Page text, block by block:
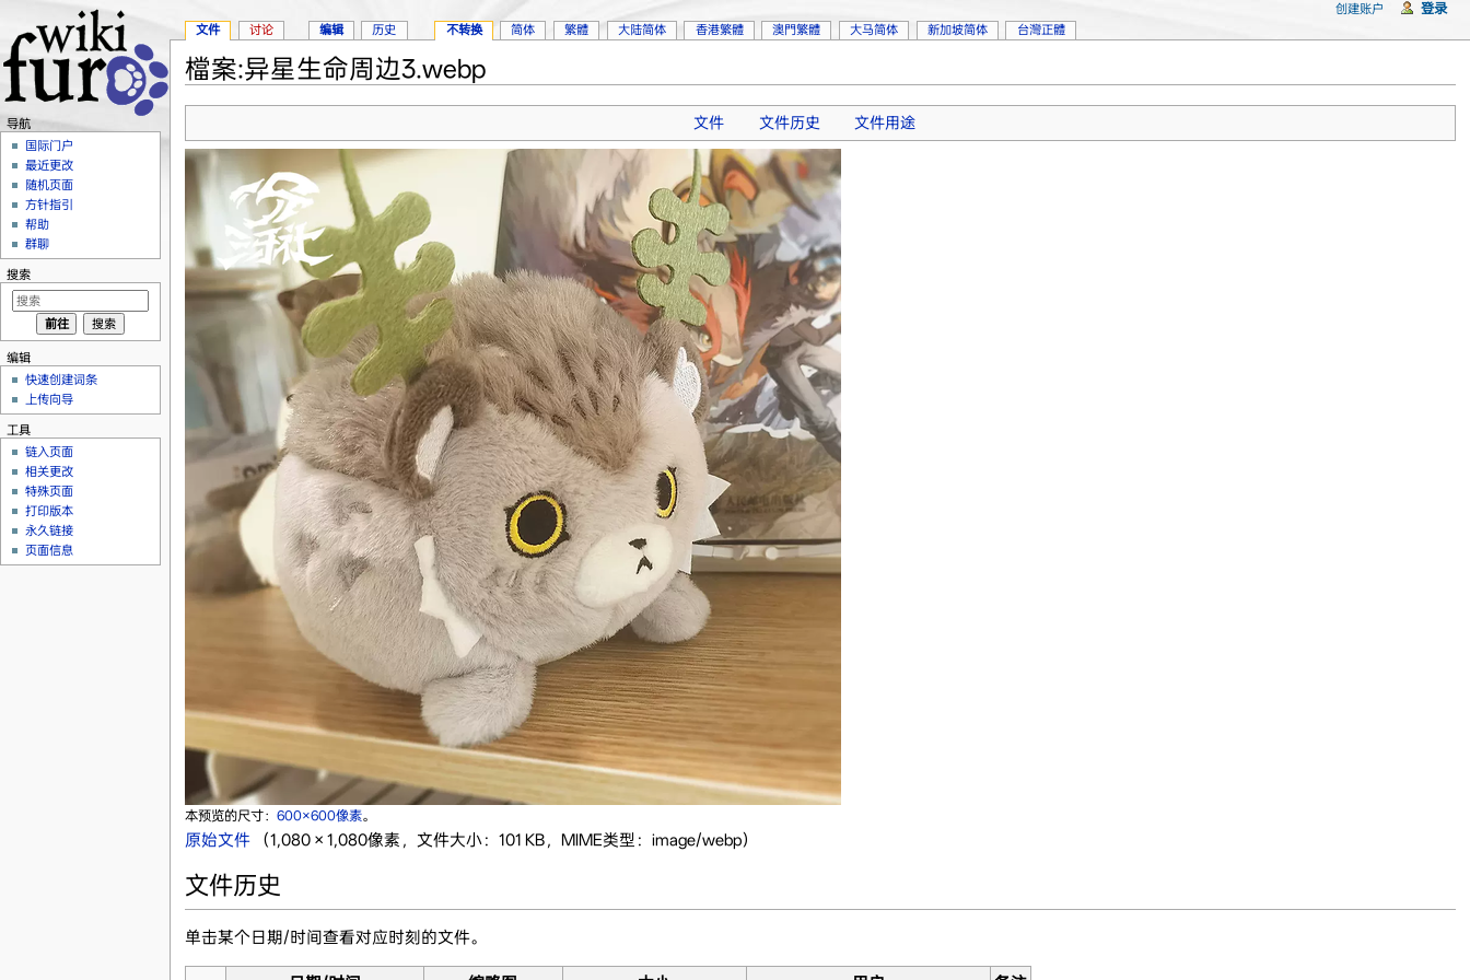
檔案:异星生命周边3.webp
文件 文件历史 文件用途
本预览的尺寸： 600×600像素。
原始文件‎ （1,080 × 1,080像素，文件大小：101 KB，MIME类型：image/webp）
文件历史
单击某个日期/时间查看对应时刻的文件。
文件 讨论 编辑 历史 不转换 简体 繁體 大陆简体 香港繁體 澳門繁體 大马简体 新加坡简体 台灣正體
创建账户 登录
导航
国际门户
最近更改
随机页面
方针指引
帮助
群聊
搜索
编辑
快速创建词条
上传向导
工具
链入页面
相关更改
特殊页面
打印版本
永久链接
页面信息